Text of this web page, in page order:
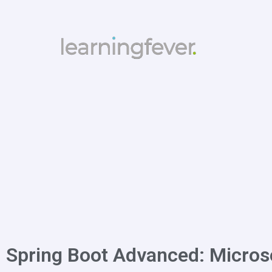
Spring Boot Advanced: